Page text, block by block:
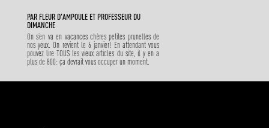
PARFLEUR D'AMPOULEETPROFESSEUR DU
DIMANCHE
On s’en va en vacances chères petites prunelles de
nos yeux. On revient le 6 janvier! En attendant vous
pouvez lire TOUS les vieux articles du site, il y en a
plus de 800: ça devrait vous occuper un moment.